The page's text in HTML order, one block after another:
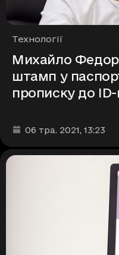
Рубрики
Технології
Михайло
штамп у
прописку до
Дата та час публікації
06 тра. 2021, 13:23